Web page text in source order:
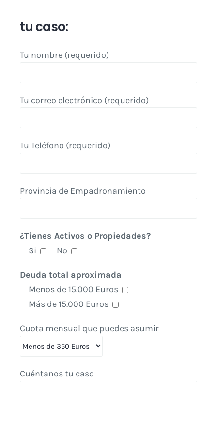
tu caso:
Tu nombre (requerido)
Tu correo electrónico (requerido)
Tu Teléfono (requerido)
Provincia de Empadronamiento
¿Tienes Activos o Propiedades?
Si
No
Deuda total aproximada
Menos de 15.000 Euros
Más de 15.000 Euros
Cuota mensual que puedes asumir
Cuéntanos tu caso